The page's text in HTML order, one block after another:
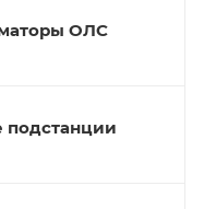
ОЛС
подстанции